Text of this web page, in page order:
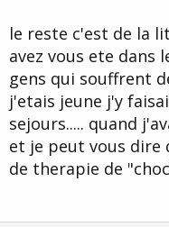
le reste c'est de la
avez vous ete dans
gens qui souffrent
j'etais jeune j'y
sejours..... quand
et je peut vous dire
de therapie de